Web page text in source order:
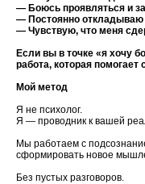
— Боюсь проявляться и
— Постоянно откладываю
— Чувствую, что меня
Если вы в точке «я хочу
работа, которая помогает
Мой метод
Я не психолог.
Я — проводник к вашей
Мы работаем с
сформировать новое
Без пустых разговоров.